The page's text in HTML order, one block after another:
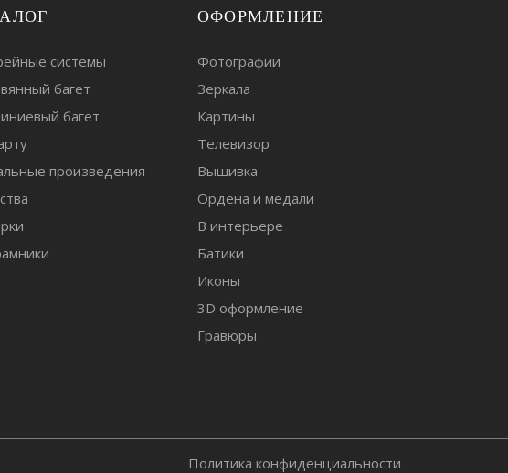
системы
багет
багет
произведения
ОФОРМЛЕНИЕ
Фотографии
Зеркала
Картины
Телевизор
Вышивка
Ордена и медали
В интерьере
Батики
Иконы
3D оформление
Гравюры
Политика конфиденциальности